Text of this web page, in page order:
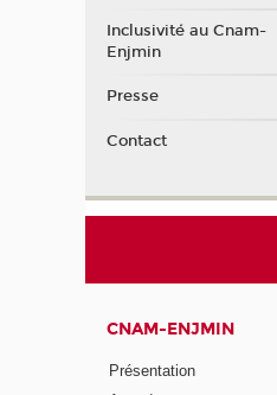
Inclusivité au Cnam-
Enjmin
Presse
Contact
CNAM-ENJMIN
Présentation